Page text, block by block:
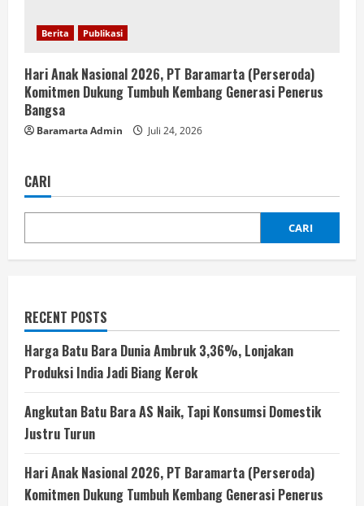
Berita Publikasi
Hari Anak Nasional 2026, PT Baramarta (Perseroda)
Komitmen Dukung Tumbuh Kembang Generasi Penerus
Bangsa
Baramarta Admin Juli 24, 2026
CARI
CARI
RECENT POSTS
Harga Batu Bara Dunia Ambruk 3,36%, Lonjakan
Produksi India Jadi Biang Kerok
Angkutan Batu Bara AS Naik, Tapi Konsumsi Domestik
Justru Turun
Hari Anak Nasional 2026, PT Baramarta (Perseroda)
Komitmen Dukung Tumbuh Kembang Generasi Penerus